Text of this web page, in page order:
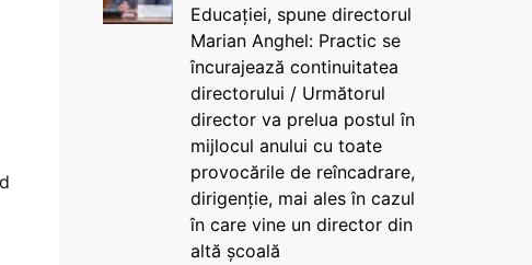
Educației, spune directorul
Marian Anghel: Practic se
încurajează continuitatea
directorului / Următorul
director va prelua postul în
mijlocul anului cu toate
provocările de reîncadrare,
dirigenție, mai ales în cazul
în care vine un director din
altă școală